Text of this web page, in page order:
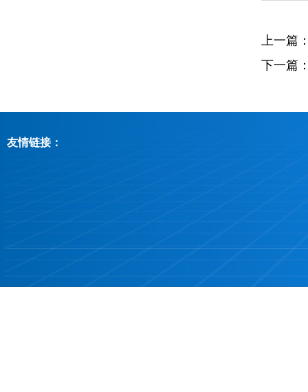
上一篇
下一篇
友情链接：